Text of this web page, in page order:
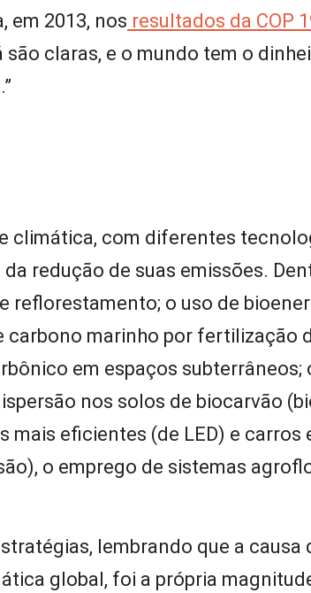
em 2013, nos resultados da COP
claras, e o mundo tem o
climática, com diferentes
redução de suas emissões.
reflorestamento; o uso de
carbono marinho por fertilização
em espaços subterrâneos;
nos solos de biocarvão
mais eficientes (de LED) e carros
o emprego de sistemas
lembrando que a causa
global, foi a própria